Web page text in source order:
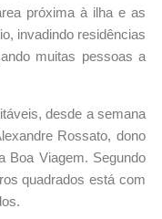
próxima à ilha e as
invadindo residências
muitas pessoas a
desde a semana
Rossato, dono
Boa Viagem. Segundo
quadrados está com